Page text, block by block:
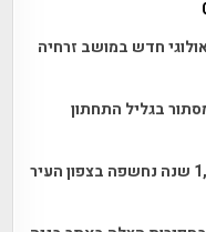
חדש במושב זרחיה
בגליל התחתון
שרידי אחוזה שומרונית מפוארת בת 1,600 שנה נחשפה בצפון העיר